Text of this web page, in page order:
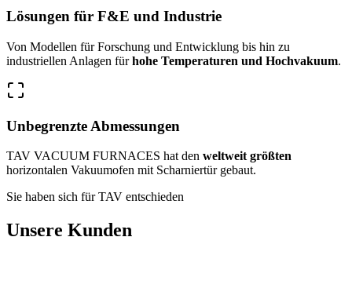
Lösungen für F&E und Industrie
Von Modellen für Forschung und Entwicklung bis hin zu
industriellen Anlagen fürhohe Temperaturen und Hochvakuum.
Unbegrenzte Abmessungen
TAV VACUUM FURNACES hat den weltweit größten
horizontalen Vakuumofen mit Scharniertür gebaut.
Sie haben sich für TAV entschieden
Unsere Kunden